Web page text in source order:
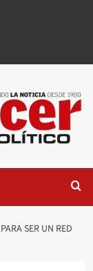
SER UN RED